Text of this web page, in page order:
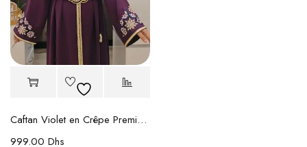
Caftan Violet en Crêpe Premium Brodé
999.00 Dhs